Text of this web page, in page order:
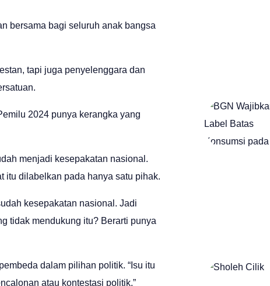
bersama bagi seluruh anak bangsa
tapi juga penyelenggara dan
2024 punya kerangka yang
menjadi kesepakatan nasional.
itu dilabelkan pada hanya satu pihak.
kesepakatan nasional. Jadi
tidak mendukung itu? Berarti punya
dalam pilihan politik. “Isu itu
atau kontestasi politik,”